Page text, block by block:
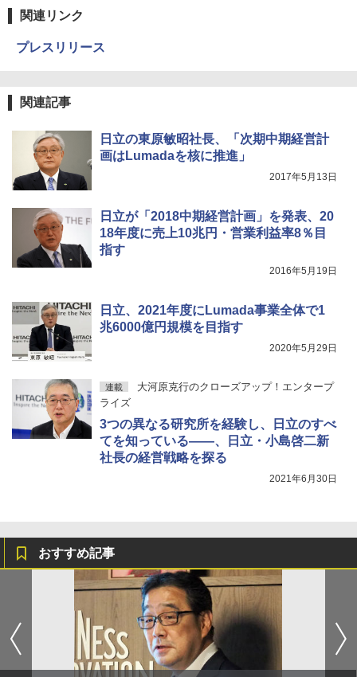
関連リンク
プレスリリース
関連記事
日立の東原敏昭社長、「次期中期経営計
画はLumadaを核に推進」
2017年5月13日
日立が「2018中期経営計画」を発表、20
18年度に売上10兆円・営業利益率8％目
指す
2016年5月19日
日立、2021年度にLumada事業全体で1
兆6000億円規模を目指す
2020年5月29日
連載
大河原克行のクローズアップ！エンタープ
ライズ
3つの異なる研究所を経験し、日立のすべ
てを知っている――、日立・小島啓二新
社長の経営戦略を探る
2021年6月30日
おすすめ記事